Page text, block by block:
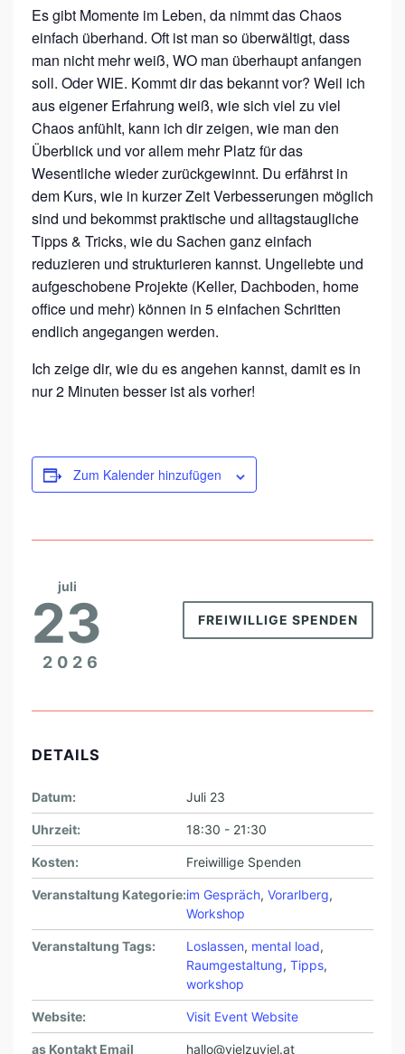
E
R
E
N
–
I
N
5
E
I
N
F
A
C
H
N
S
H
T
T
E
Es gibt Momente im Leben, da nimmt das Chaos
einfach überhand. Oft ist man so überwältigt, dass
man nicht mehr weiß, WO man überhaupt anfangen
soll. Oder WIE. Kommt dir das bekannt vor? Weil ich
aus eigener Erfahrung weiß, wie sich viel zu viel
Chaos anfühlt, kann ich dir zeigen, wie man den
Überblick und vor allem mehr Platz für das
Wesentliche wieder zurückgewinnt. Du erfährst in
dem Kurs, wie in kurzer Zeit Verbesserungen möglich
sind und bekommst praktische und alltagstaugliche
Tipps & Tricks, wie du Sachen ganz einfach
reduzieren und strukturieren kannst. Ungeliebte und
aufgeschobene Projekte (Keller, Dachboden, home
office und mehr) können in 5 einfachen Schritten
endlich angegangen werden.
Ich zeige dir, wie du es angehen kannst, damit es in
nur 2 Minuten besser ist als vorher!
Zum Kalender hinzufügen
juli
23
2026
FREIWILLIGE SPENDEN
DETAILS
Datum: Juli 23
Uhrzeit: 18:30 - 21:30
Kosten: Freiwillige Spenden
Veranstaltung Kategorie:im Gespräch, Vorarlberg,
Workshop
Veranstaltung Tags: Loslassen, mental load,
Raumgestaltung, Tipps,
workshop
Website: Visit Event Website
as Kontakt Email hallo@vielzuviel.at